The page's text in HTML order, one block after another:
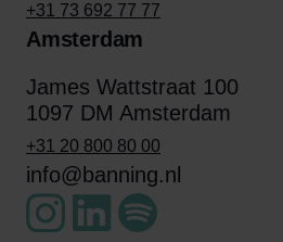
+31 73 692 77 77
Amsterdam
James Wattstraat 100
1097 DM Amsterdam
+31 20 800 80 00
info@banning.nl